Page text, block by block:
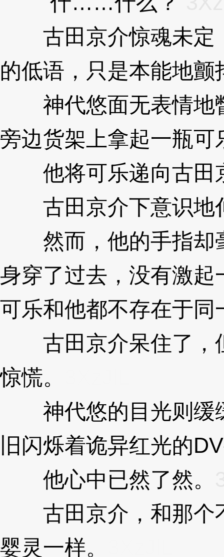
古田京介惊魂未定
的低语，只是本能地颤
神代悠面无表情地
旁边货架上拿起一瓶可
他将可乐递向古田
古田京介下意识地
然而，他的手指却
身穿了过去，没有激
可乐和他都不存在于同
古田京介呆住了，
惊慌。
神代悠的目光则缓
旧闪烁着诡异红光的
他心中已然了然。
古田京介，和那个
婴灵一样。